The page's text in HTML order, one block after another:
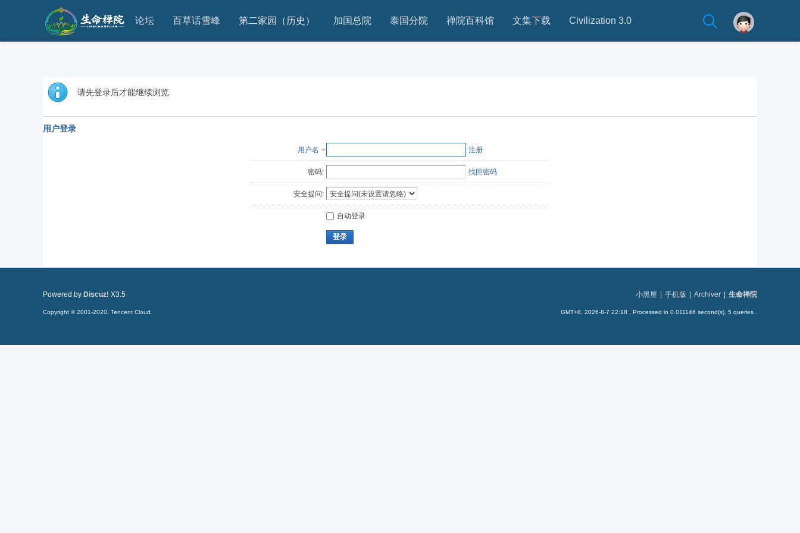
论坛 百草话雪峰 第二家园（历史） 加国总院 泰国分院 禅院百科馆 文集下载 Civilization 3.0
请先登录后才能继续浏览
用户登录
用户名 注册
密码: 找回密码
安全提问:
自动登录
登录
小黑屋 手机版 Archiver 生命禅院
GMT+8, 2026-8-7 22:18 , Processed in 0.011146 second(s), 5 queries .
Powered by Discuz! X3.5
Copyright © 2001-2020, Tencent Cloud.